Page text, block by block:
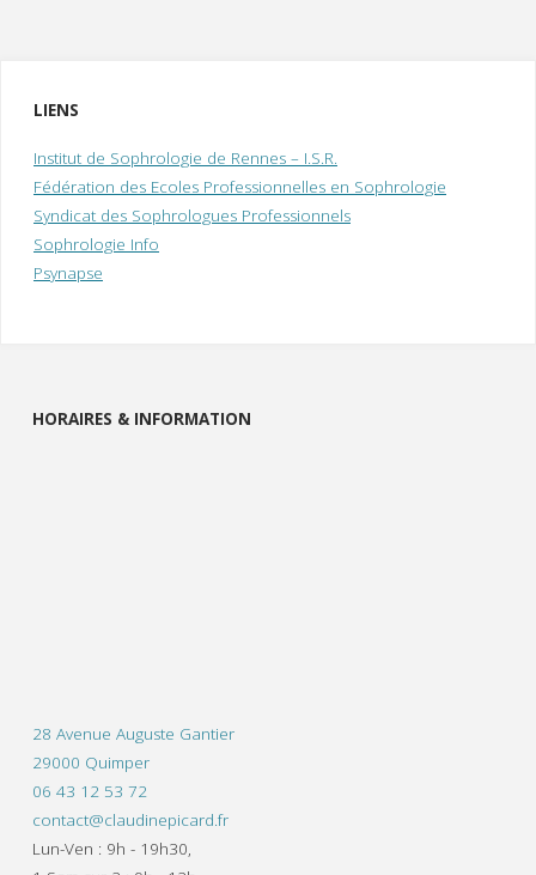
LIENS
Institut de Sophrologie de Rennes – I.S.R.
Fédération des Ecoles Professionnelles en Sophrologie
Syndicat des Sophrologues Professionnels
Sophrologie Info
Psynapse
HORAIRES & INFORMATION
28 Avenue Auguste Gantier
29000 Quimper
06 43 12 53 72
contact@claudinepicard.fr
Lun-Ven : 9h - 19h30,